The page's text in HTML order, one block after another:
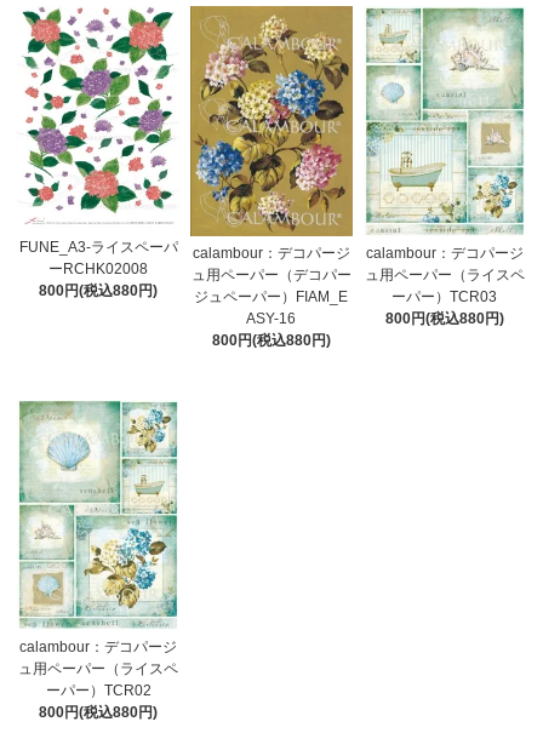
FUNE_A3-ライスペーパ
ーRCHK02008
800円(税込880円)
calambour：デコパージ
ュ用ペーパー（デコパー
ジュペーパー）FIAM_E
ASY-16
800円(税込880円)
calambour：デコパージ
ュ用ペーパー（ライスペ
ーパー）TCR03
800円(税込880円)
calambour：デコパージ
ュ用ペーパー（ライスペ
ーパー）TCR02
800円(税込880円)